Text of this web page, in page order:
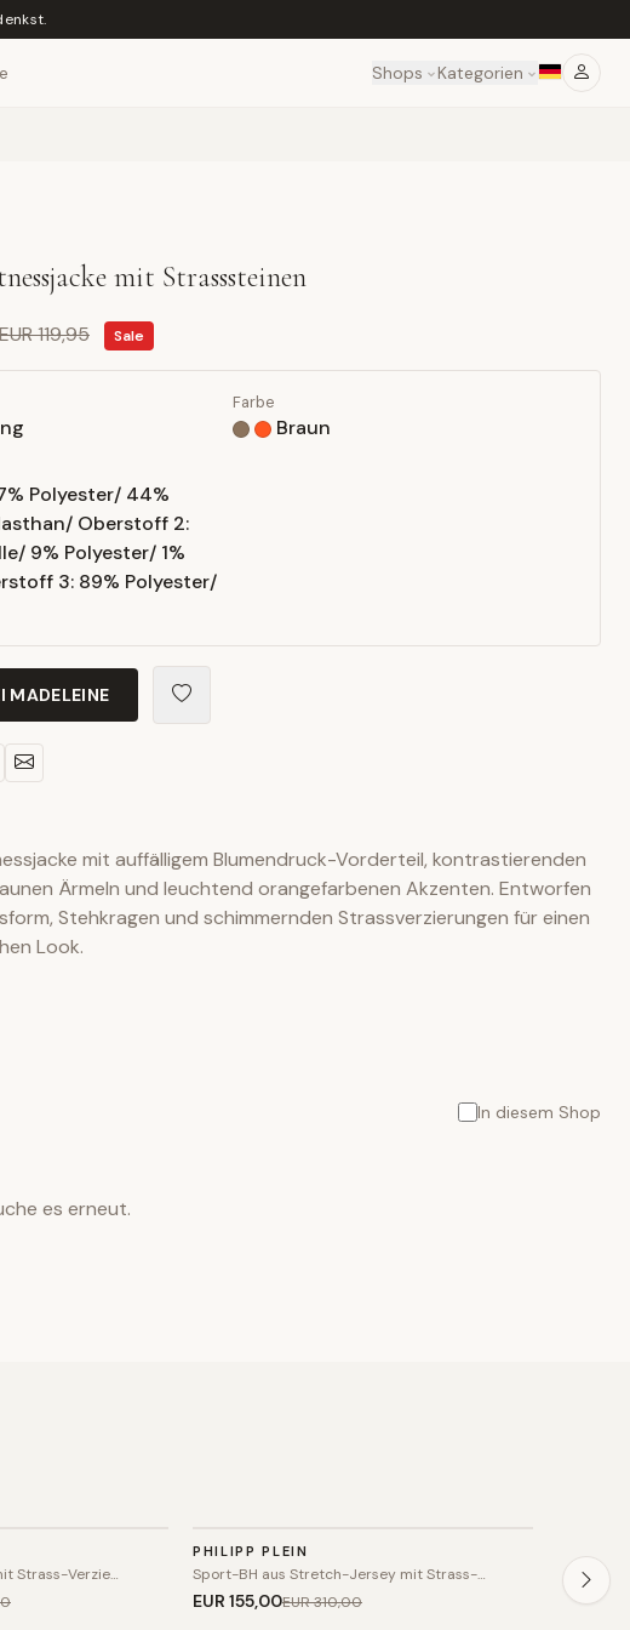
Shops Kategorien
mit Strasssteinen
EUR 119,95 Sale
Farbe
Braun
Polyester/ 44%
Oberstoff 2:
9% Polyester/ 1%
3: 89% Polyester/
MADELEINE
mit auffälligem Blumendruck-Vorderteil, kontrastierenden
Ärmeln und leuchtend orangefarbenen Akzenten. Entworfen
Stehkragen und schimmernden Strassverzierungen für einen
Look.
In diesem Shop
es erneut.
Strass-Verzie…
SALE
PHILIPP PLEIN
Sport-BH aus Stretch-Jersey mit Strass-…
EUR 155,00EUR 310,00
SALE
EUR 102